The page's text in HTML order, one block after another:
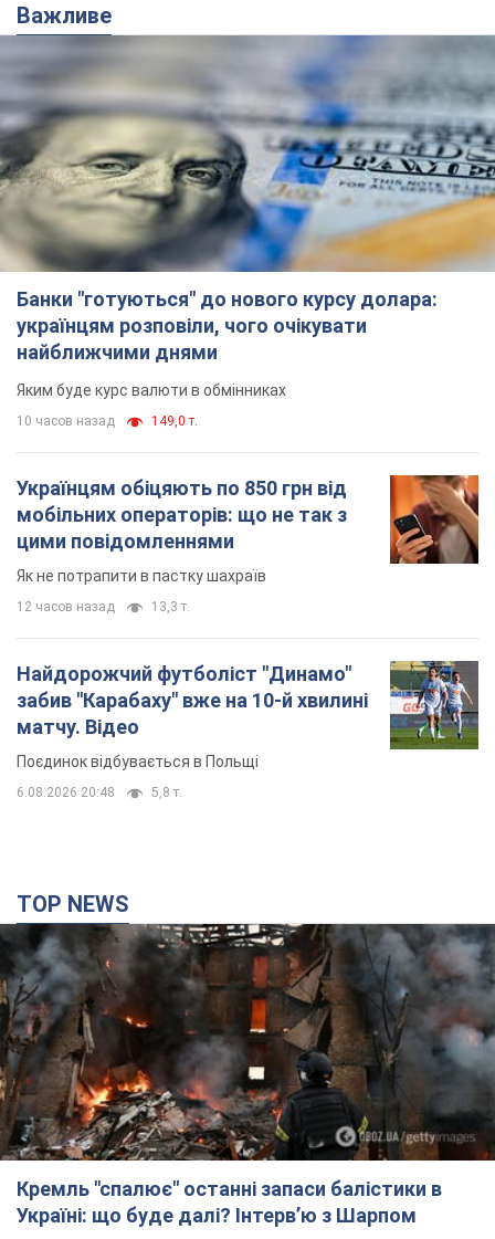
Важливе
Банки "готуються" до нового курсу долара:
українцям розповіли, чого очікувати
найближчими днями
Яким буде курс валюти в обмінниках
10 часов назад 149,0 т.
Українцям обіцяють по 850 грн від
мобільних операторів: що не так з
цими повідомленнями
Як не потрапити в пастку шахраїв
12 часов назад 13,3 т.
Найдорожчий футболіст "Динамо"
забив "Карабаху" вже на 10-й хвилині
матчу. Відео
Поєдинок відбувається в Польщі
6.08.2026 20:48 5,8 т.
TOP NEWS
Кремль "спалює" останні запаси балістики в
Україні: що буде далі? Інтерв’ю з Шарпом